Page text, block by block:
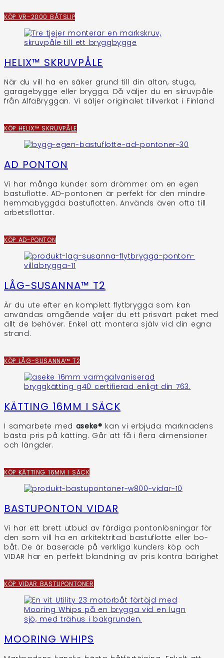
KÖP VR-2000 BÅTSLIP
HELIX™ SKRUVPÅLE
När du vill ha en säker grund till din altan, stuga,
garagebygge eller brygga. Då väljer du en skruvpåle
från AlfaBryggan. Vi säljer originalet tillverkat i Finland
KÖP HELIX™ SKRUVPÅLE
AD PONTON
Vi har många kunder som drömmer om en egen
bastuflotte. AD-pontonen är perfekt för den mindre
hemmabyggda bastuflotten. Används även ofta till
arbetsflottar.
KÖP AD-PONTON
LÅG-SUSANNA™ T2
Är du ute efter en komplett flytbrygga som kan
användas omgående väljer du ett prisvärt paket med
allt de behöver. Enkel att montera själv vid din egna
strand.
KÖP LÅG-SUSANNA™ T2
KÄTTING 16MM I SÄCK
I samarbete med aseke® kan vi erbjuda marknadens
bästa pris på kätting. Går att få i flera dimensioner
och längder.
KÖP KÄTTING 16MM I SÄCK
BASTUPONTON VIDAR
Vi har ett brett utbud av färdiga pontonlösningar för
den som vill ha en arkitektritad bastuflotte eller bo-
båt. De är baserade på verkliga kunders köp och
VIDAR har en perfekt blandning av pris kontra bärighet
KÖP VIDAR BASTUPONTONER
MOORING WHIPS